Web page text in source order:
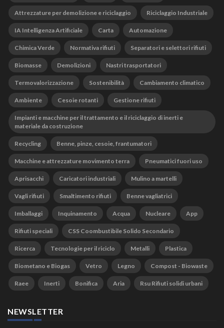
Attrezzature per demolizione e riciclaggio Riciclaggio Industriale
IA Intelligenza Artificiale Carta Automazione
Chimica Verde Normativa rifiuti Separatori e selettori rifiuti
Biomasse Demolizioni Nastri trasportatori
Termovalorizzazione Sostenibilità Cambiamento climatico
Ambiente Cesoie rotanti Gestione rifiuti
Impianti e macchine per il trattamento e il riciclaggio di inerti e
materiale da costruzione
Recycling Benne, pinze, cesoie, frantumatori
Macchine e attrezzature movimento terra Pneumatici fuori uso
Aprisacchi Caricatori industriali Mulino a martelli
Vagli rifiuti Smaltimento rifiuti Benne vagliatrici
Imballaggi Inquinamento Acqua Nucleare App
Rifiuti speciali CSS Coombustibile Solido Secondario
Ricerca Tecnologie per il riciclo Metalli Plastica
Biometano e Biogas Vetro Legno Compost - Biowaste
Raee Inerti Bonifica Aria Rsu Rifiuti solidi urbani
NEWSLETTER